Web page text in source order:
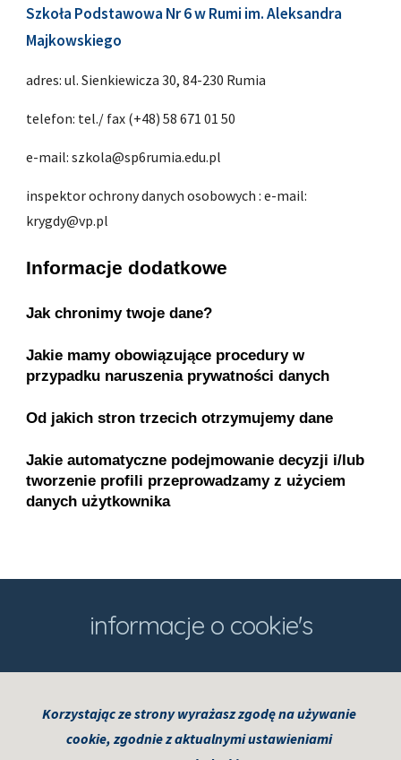
Szkoła Podstawowa Nr 6 w Rumi im. Aleksandra
Majkowskiego
adres: ul. Sienkiewicza 30, 84-230 Rumia
telefon: tel./ fax (+48) 58 671 01 50
e-mail: szkola@sp6rumia.edu.pl
inspektor ochrony danych osobowych : e-mail:
krygdy@vp.pl
Informacje dodatkowe
Jak chronimy twoje dane?
Jakie mamy obowiązujące procedury w
przypadku naruszenia prywatności danych
Od jakich stron trzecich otrzymujemy dane
Jakie automatyczne podejmowanie decyzji i/lub
tworzenie profili przeprowadzamy z użyciem
danych użytkownika
informacje o cookie's
Korzystając ze strony wyrażasz zgodę na używanie
cookie, zgodnie z aktualnymi ustawieniami